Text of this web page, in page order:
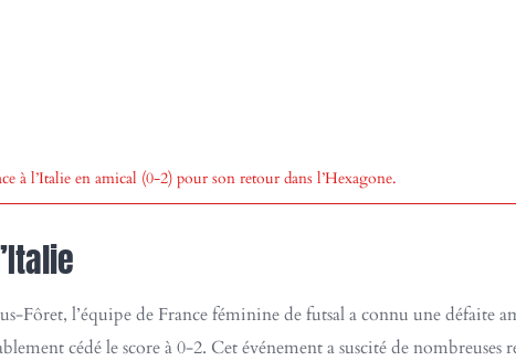
à l’Italie en amical (0-2) pour son retour dans l’Hexagone.
Fôret, l’équipe de France féminine de futsal a connu une défaite
cédé le score à 0-2. Cet événement a suscité de nombreuses